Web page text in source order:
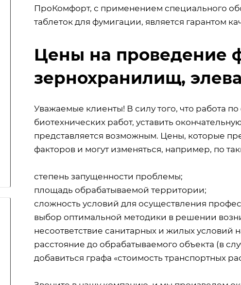
ПроКомфорт, с применением специального
таблеток для фумигации, является гарантом
Цены на проведение
зернохранилищ,
Уважаемые клиенты! В силу того, что работа
биотехнических работ, уставить
представляется возможным. Цены, которые
факторов и могут изменяться, например, по
степень запущенности проблемы;
площадь обрабатываемой территории;
сложность условий для осуществления
выбор оптимальной методики в решении
несоответствие санитарных и жилых условий
расстояние до обрабатываемого объекта (в
добавиться графа «стоимость транспортных